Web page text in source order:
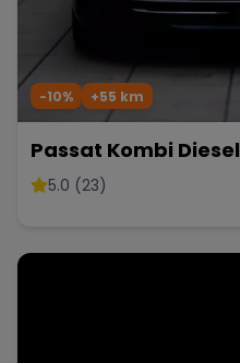
-10% +55 km
Passat Kombi Diesel
5.0 (23)